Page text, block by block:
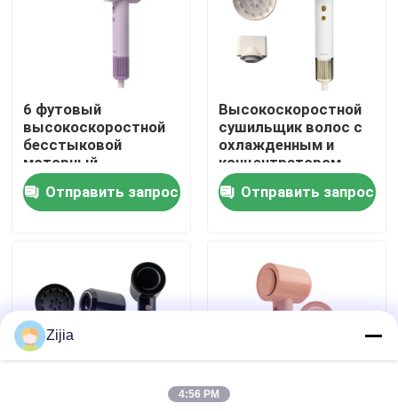
Путешествие фабрики
Проверка качества
Спросите цитату
Высокоскоростной безщеточный мотор
Мотор DC безщеточный
6 футовый
высокоскоростной
бесстыковой
моторный
сушильщик волос
Отправить запрос
Высокоскоростной
сушильщик волос с
охлажденным и
концентратором
Отправить запрос
Zijia
4:56 PM